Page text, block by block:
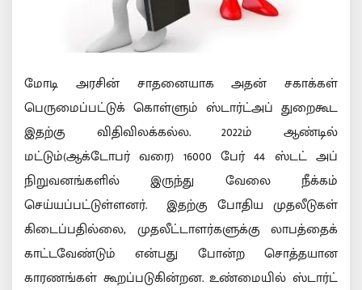
மோடி அரசின் சாதனையாக அதன் சகாக்கள்
பெருமைப்பட்டுக் கொள்ளும் ஸ்டார்ட்அப் துறைகூட
இதற்கு விதிவிலக்கல்ல. 2022ம் ஆண்டில்
மட்டும்(ஆக்டோபர் வரை) 16000 பேர் 44 ஸ்டட் அப்
நிறுவனங்களில் இருந்து வேலை நீக்கம்
செய்யப்பட்டுள்ளனர். இதற்கு போதிய முதலீடுகள்
கிடைப்பதில்லை, முதலீட்டாளர்களுக்கு லாபத்தைக்
காட்டவேண்டும் என்பது போன்ற சொத்தயான
காரணங்கள் கூறப்படுகின்றன. உண்மையில் ஸ்டார்ட்